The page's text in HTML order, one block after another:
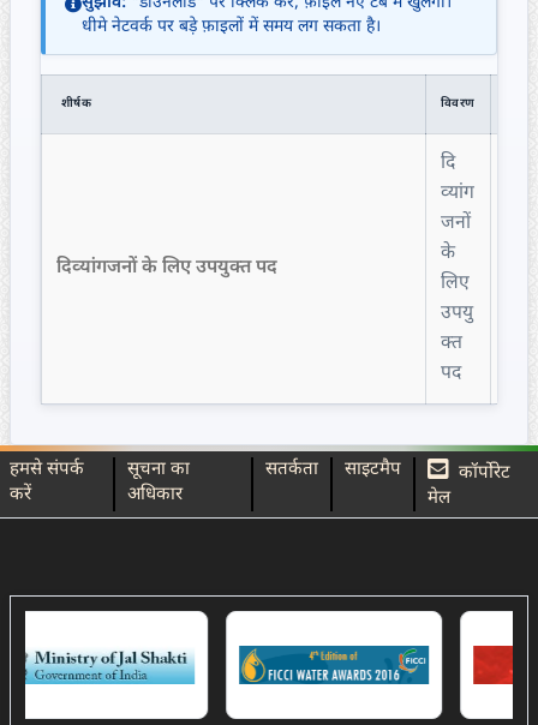
धीमे नेटवर्क पर बड़े फ़ाइलों में समय लग सकता है।
शीर्षक विवरण
दिव्‍यांगजनों के लिए उपयुक्‍त पद
दि
व्‍यांग
जनों
के
लिए
उपयु
क्‍त
पद
हमसे संपर्क
करें
सूचना का
अधिकार
सतर्कता साइटमैप
कॉर्पोरेट
मेल
(External Website)